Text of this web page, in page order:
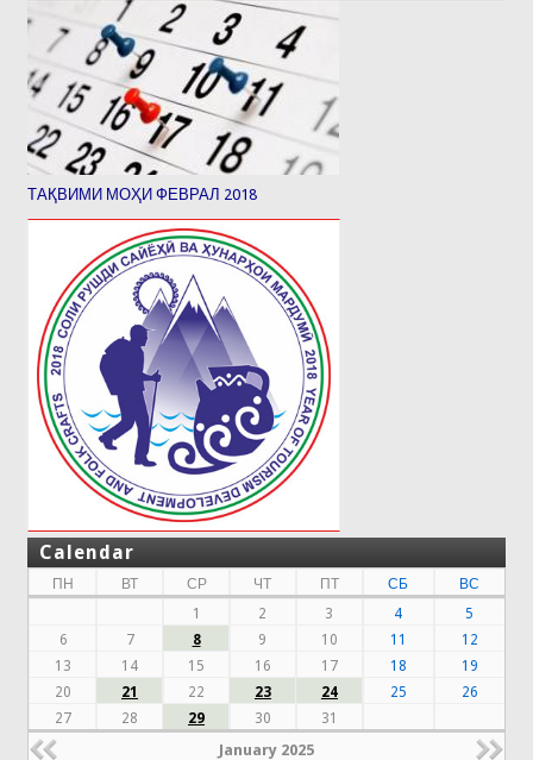
ТАҚВИМИ МОҲИ ФЕВРАЛ 2018
Calendar
ПН ВТ СР ЧТ ПТ СБ
ВС
1
2 3 4
5
6
7 8 9 10 11
12
13
14 15 16 17 18
19
20
21 22 23 24 25
26
27
28 29 30 31
January 2025